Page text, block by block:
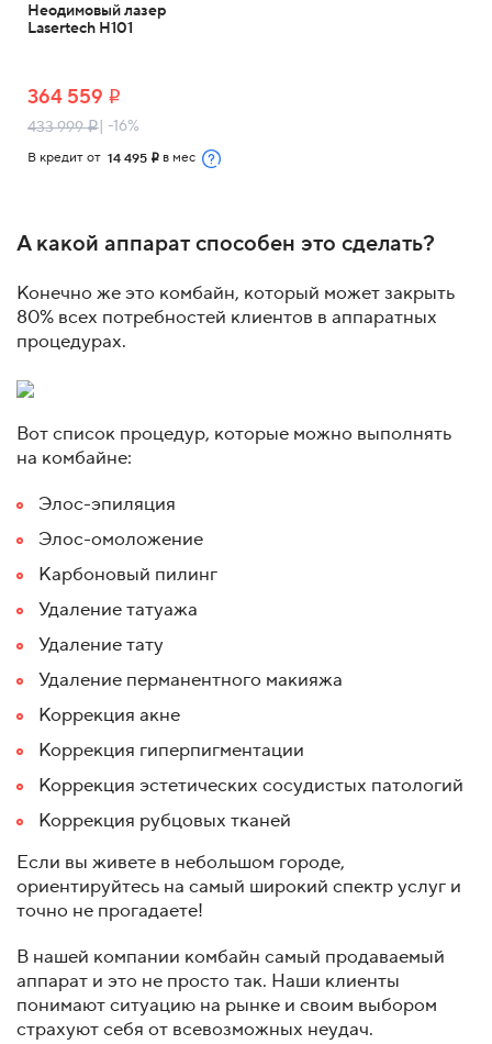
Неодимовый лазер
Lasertech H101
364 559 i
433 999i | -16%
В кредит от 14 495 i в мес
А какой аппарат способен это сделать?
Конечно же это комбайн, который может закрыть
80% всех потребностей клиентов в аппаратных
процедурах.
Вот список процедур, которые можно выполнять
на комбайне:
Элос-эпиляция
Элос-омоложение
Карбоновый пилинг
Удаление татуажа
Удаление тату
Удаление перманентного макияжа
Коррекция акне
Коррекция гиперпигментации
Коррекция эстетических сосудистых патологий
Коррекция рубцовых тканей
Если вы живете в небольшом городе,
ориентируйтесь на самый широкий спектр услуг и
точно не прогадаете!
В нашей компании комбайн самый продаваемый
аппарат и это не просто так. Наши клиенты
понимают ситуацию на рынке и своим выбором
страхуют себя от всевозможных неудач.